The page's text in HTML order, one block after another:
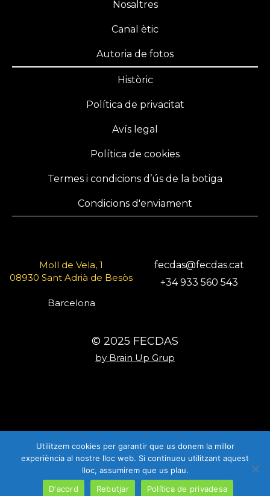
Nosaltres
Canal ètic
Autoria de fotos
Històric
Política de privacitat
Avís legal
Política de cookies
Termes i condicions d’ús de la botiga
Condicions d'enviament
Moll de Vela, 1
08930 Sant Adrià de Besòs
Barcelona
fecdas@fecdas.cat
+34 933 560 543
© 2025 FECDAS
by Brain Up Grup
Utilitzem cookies per garantir que us donem la millor
experiència al nostre lloc web. Si continueu utilitzant aquest
lloc, assumirem que us plau.
D'acord
Rebutjar Política de privadesa